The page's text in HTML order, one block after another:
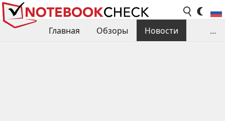
Главная Обзоры
Новости
...